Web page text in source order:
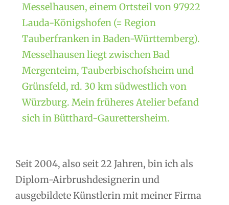
Messelhausen, einem Ortsteil von 97922
Lauda-Königshofen (= Region
Tauberfranken in Baden-Württemberg).
Messelhausen liegt zwischen Bad
Mergenteim, Tauberbischofsheim und
Grünsfeld, rd. 30 km südwestlich von
Würzburg. Mein früheres Atelier befand
sich in Bütthard-Gaurettersheim.
Seit 2004, also seit 22 Jahren, bin ich als
Diplom-Airbrushdesignerin und
ausgebildete Künstlerin mit meiner Firma